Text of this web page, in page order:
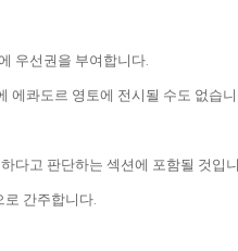
우선권을 부여합니다.
에콰도르 영토에 전시될 수도 없습니
다고 판단하는 섹션에 포함될 것입
간주합니다.